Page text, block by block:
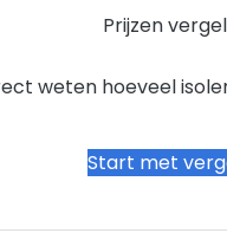
Prijzen
weten hoeveel
Start met